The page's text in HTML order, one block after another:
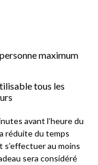
maximum
tous les
avant l’heure du
réduite du temps
au moins
sera considéré